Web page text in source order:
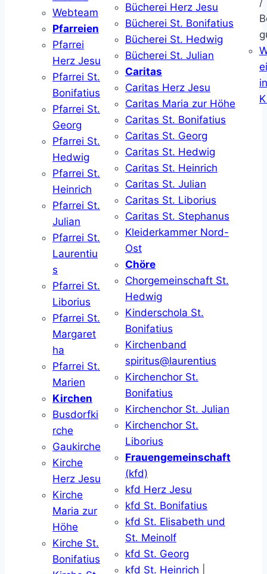
Webteam
Pfarreien
Pfarrei
Herz Jesu
Pfarrei St.
Bonifatius
Pfarrei St.
Georg
Pfarrei St.
Hedwig
Pfarrei St.
Heinrich
Pfarrei St.
Julian
Pfarrei St.
Laurentiu
s
Pfarrei St.
Liborius
Pfarrei St.
Margaret
ha
Pfarrei St.
Marien
Kirchen
Busdorfki
rche
Gaukirche
Kirche
Herz Jesu
Kirche
Maria zur
Höhe
Kirche St.
Bonifatius
Bücherei Herz Jesu
Bücherei St. Bonifatius
Bücherei St. Hedwig
Bücherei St. Julian
Caritas
Caritas Herz Jesu
Caritas Maria zur Höhe
Caritas St. Bonifatius
Caritas St. Georg
Caritas St. Hedwig
Caritas St. Heinrich
Caritas St. Julian
Caritas St. Liborius
Caritas St. Stephanus
Kleiderkammer Nord-
Ost
Chöre
Chorgemeinschaft St.
Hedwig
Kinderschola St.
Bonifatius
Kirchenband
spiritus@laurentius
Kirchenchor St.
Bonifatius
Kirchenchor St. Julian
Kirchenchor St.
Liborius
Frauengemeinschaft
(kfd)
kfd Herz Jesu
kfd St. Bonifatius
kfd St. Elisabeth und
St. Meinolf
kfd St. Georg
kfd St. Heinrich
/